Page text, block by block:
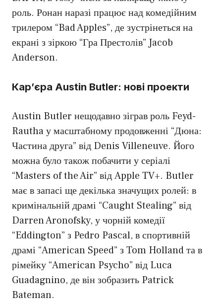
роль. Ронан наразі працює над комедійним
трилером “Bad Apples”, де зустрінеться на
екрані з зіркою “Гра Престолів” Jacob
Anderson.
Кар’єра Austin Butler: нові проекти
Austin Butler нещодавно зіграв роль Feyd-
Rautha у масштабному продовженні “Дюна:
Частина друга” від Denis Villeneuve. Його
можна було також побачити у серіалі
“Masters of the Air” від Apple TV+. Butler
має в запасі ще декілька значущих ролей: в
кримінальній драмі “Caught Stealing” від
Darren Aronofsky, у чорній комедії
“Eddington” з Pedro Pascal, в спортивній
драмі “American Speed” з Tom Holland та в
рімейку “American Psycho” від Luca
Guadagnino, де він зобразить Patrick
Bateman.